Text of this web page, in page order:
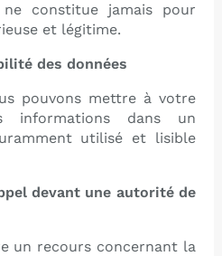
constitue jamais pour
et légitime.
des données
pouvons mettre à votre
informations dans un
utilisé et lisible
devant une autorité de
un recours concernant la